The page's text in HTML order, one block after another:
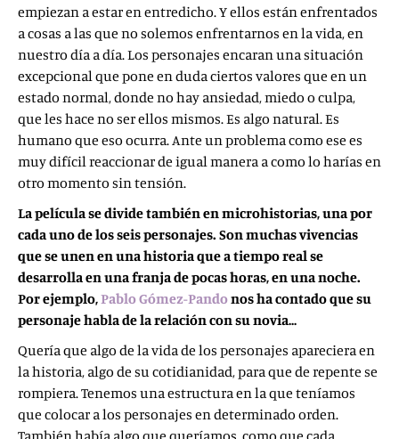
empiezan a estar en entredicho. Y ellos están enfrentados
a cosas a las que no solemos enfrentarnos en la vida, en
nuestro día a día. Los personajes encaran una situación
excepcional que pone en duda ciertos valores que en un
estado normal, donde no hay ansiedad, miedo o culpa,
que les hace no ser ellos mismos. Es algo natural. Es
humano que eso ocurra. Ante un problema como ese es
muy difícil reaccionar de igual manera a como lo harías en
otro momento sin tensión.
La película se divide también en microhistorias, una por
cada uno de los seis personajes. Son muchas vivencias
que se unen en una historia que a tiempo real se
desarrolla en una franja de pocas horas, en una noche.
Por ejemplo,Pablo Gómez-Pandonos ha contado que su
personaje habla de la relación con su novia…
Quería que algo de la vida de los personajes apareciera en
la historia, algo de su cotidianidad, para que de repente se
rompiera. Tenemos una estructura en la que teníamos
que colocar a los personajes en determinado orden.
También había algo que queríamos, como que cada